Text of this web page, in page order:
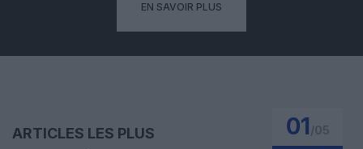
EN SAVOIR PLUS
ARTICLES LES PLUS
01